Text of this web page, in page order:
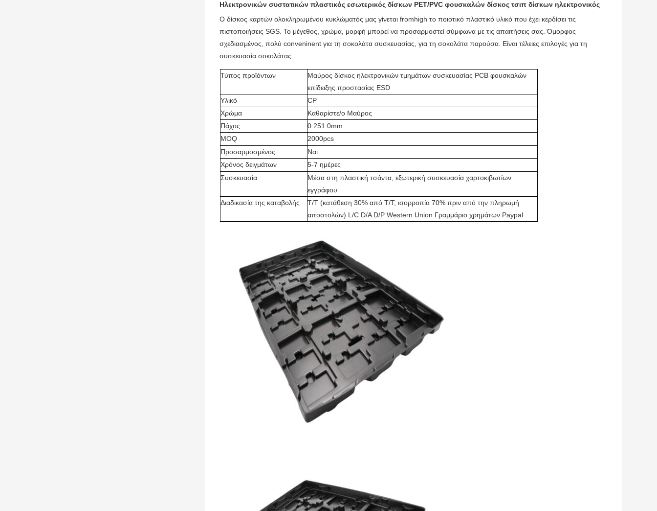
Ηλεκτρονικών συστατικών πλαστικός εσωτερικός δίσκων PET/PVC φουσκαλών δίσκος τσιπ δίσκων ηλεκτρονικός
Ο δίσκος καρτών ολοκληρωμένου κυκλώματός μας γίνεται fromhigh το ποιοτικό πλαστικό υλικό που έχει κερδίσει τις
πιστοποιήσεις SGS. Το μέγεθος, χρώμα, μορφή μπορεί να προσαρμοστεί σύμφωνα με τις απαιτήσεις σας. Όμορφος
σχεδιασμένος, πολύ conveninent για τη σοκολάτα συσκευασίας, για τη σοκολάτα παρούσα. Είναι τέλειες επιλογές για τη
συσκευασία σοκολάτας.
Τύπος προϊόντων
Μαύρος δίσκος ηλεκτρονικών τμημάτων συσκευασίας PCB φουσκαλών
επίδειξης προστασίας ESD
Υλικό
CP
Χρώμα
Καθαρίστε/ο Μαύρος
Πάχος
0.251.0mm
MOQ
2000pcs
Προσαρμοσμένος
Ναι
Χρόνος δειγμάτων
5-7 ημέρες
Συσκευασία
Μέσα στη πλαστική τσάντα, εξωτερική συσκευασία χαρτοκιβωτίων
εγγράφου
Διαδικασία της καταβολής
T/T (κατάθεση 30% από T/T, ισορροπία 70% πριν από την πληρωμή
αποστολών) L/C D/A D/P Western Union Γραμμάριο χρημάτων Paypal